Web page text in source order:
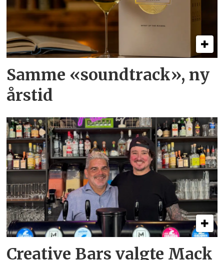
Samme «soundtrack», ny
årstid
Creative Bars valgte Mack